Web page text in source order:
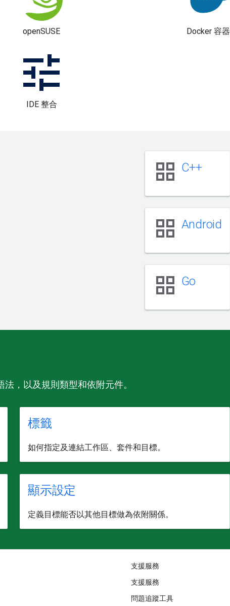
openSUSE Docker 容器
IDE 整合
grid_view C++
grid_view Android
grid_view Go
，以及規則類型和依附元件。
標籤
如何指定及連結工作區、套件和目標。
顯示設定
定義目標能否以其他目標做為依附關係。
支援服務
支援服務
問題追蹤工具